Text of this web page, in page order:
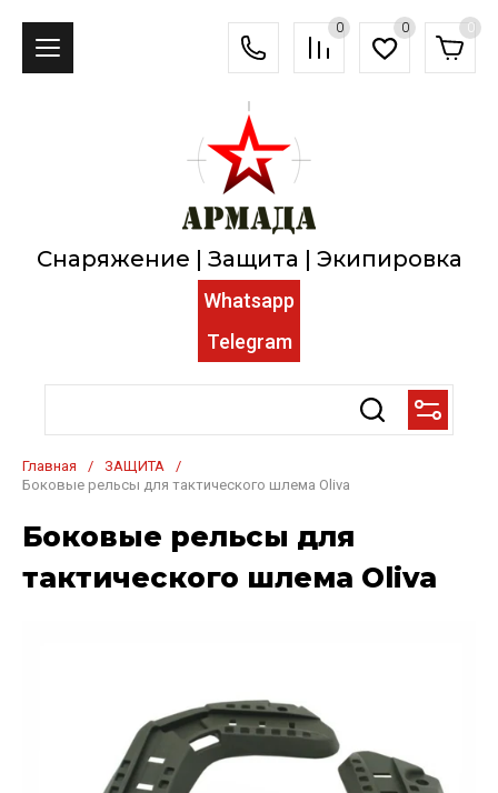
0 0 0
Снаряжение | Защита | Экипировка
Whatsapp
Telegram
Главная / ЗАЩИТА
/
Боковые рельсы для тактического шлема Oliva
Боковые рельсы для
тактического шлема Oliva